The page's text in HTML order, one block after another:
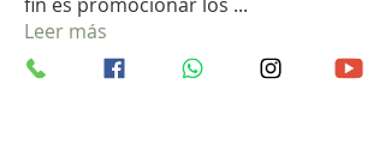
Leer más